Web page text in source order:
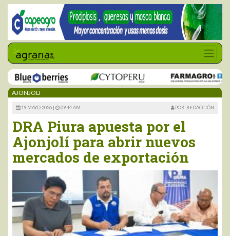
AJONJOLI
19 MAYO 2026 | 09:44 AM POR: REDACCIÓN
DRA Piura apuesta por el
Ajonjolí para abrir nuevos
mercados de exportación